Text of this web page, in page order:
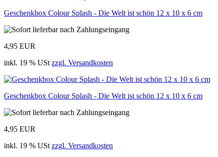
Geschenkbox Colour Splash - Die Welt ist schön 12 x 10 x 6 cm
4,95 EUR
inkl. 19 % USt zzgl. Versandkosten
Geschenkbox Colour Splash - Die Welt ist schön 12 x 10 x 6 cm
4,95 EUR
inkl. 19 % USt zzgl. Versandkosten